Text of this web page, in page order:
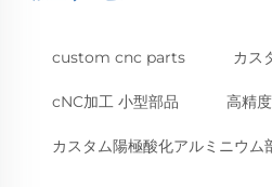
custom cnc parts カス
cNC加工 小型部品 高精
カスタム陽極酸化アルミニウム